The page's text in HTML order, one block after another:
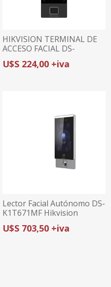
HIKVISION TERMINAL DE
ACCESO FACIAL DS-
K1T323MBFWX-E1 |
HUELLA, TARJETA Y
U$S 224,00 +iva
Lector Facial Autónomo DS-
K1T671MF Hikvision
U$S 703,50 +iva